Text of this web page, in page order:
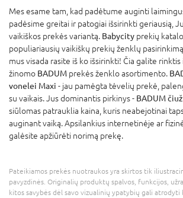
Mes esame tam, kad padėtume auginti
padėsime greitai ir patogiai išsirinkti geriausią,
vaikiškos prekės variantą. Babycity prekių
populiariausių vaikiškų prekių ženklų
mus visada rasite iš ko išsirinkti! Čia galite
žinomo BADUM prekės ženklo asortimento.
vonelei Maxi - jau pamėgta tėvelių prekė,
su vaikais. Jus dominantis pirkinys - BADUM
siūlomas patrauklia kaina, kuris neabejotinai
auginant vaiką. Apsilankius internetinėje ar
galėsite apžiūrėti norimą prekę.
Pateikiamos prekės nuotraukos yra skirtos tik
pavyzdinės. Originalių produktų spalvos, funkcijos,
kitos savybės dėl savo vizualinių ypatybių gali atrodyti